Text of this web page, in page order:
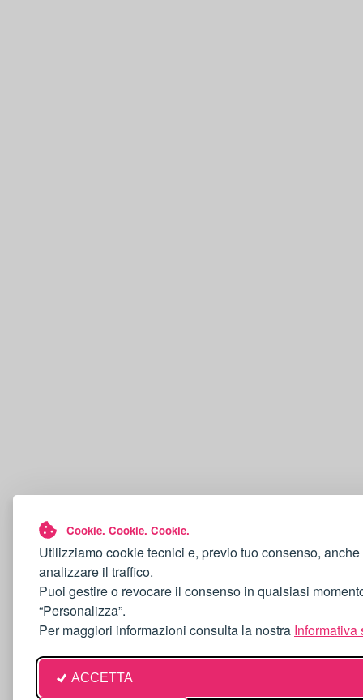
Cookie. Cookie. Cookie.
Utilizziamo cookie tecnici e, previo tuo consenso,
analizzare il traffico.
Puoi gestire o revocare il consenso in qualsiasi
“Personalizza”.
Per maggiori informazioni consulta la nostra Informativa
ACCETTA